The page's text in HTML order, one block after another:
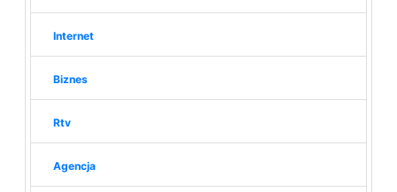
Internet
Biznes
Rtv
Agencja